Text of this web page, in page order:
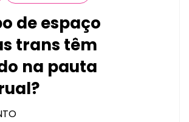
de espaço
trans têm
na pauta